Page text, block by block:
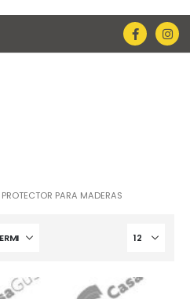
PROTECTOR PARA MADERAS